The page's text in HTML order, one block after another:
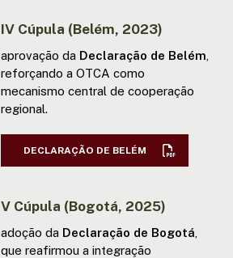
IV Cúpula (Belém, 2023)
aprovação da Declaração de Belém
reforçando a OTCA como
mecanismo central de cooperação
regional.
DECLARAÇÃO DE BELÉM
V Cúpula (Bogotá, 2025)
adoção da Declaração de Bogotá
que reafirmou a integração